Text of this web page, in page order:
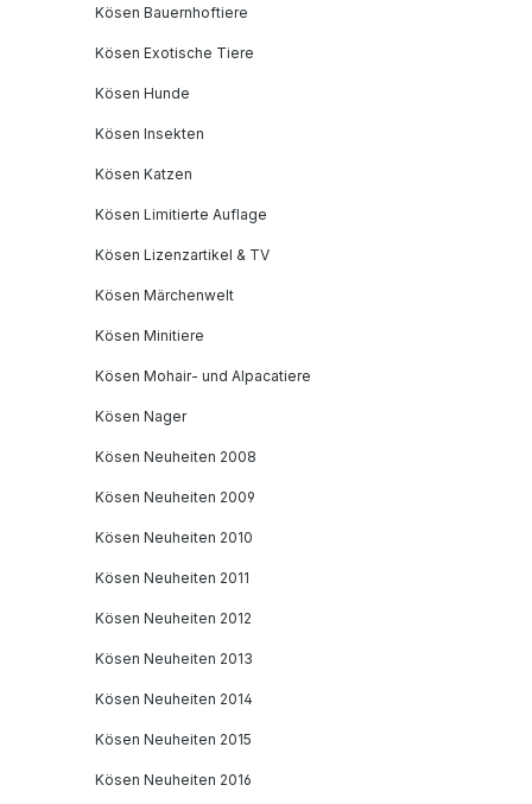
Kösen Bauernhoftiere
Kösen Exotische Tiere
Kösen Hunde
Kösen Insekten
Kösen Katzen
Kösen Limitierte Auflage
Kösen Lizenzartikel & TV
Kösen Märchenwelt
Kösen Minitiere
Kösen Mohair- und Alpacatiere
Kösen Nager
Kösen Neuheiten 2008
Kösen Neuheiten 2009
Kösen Neuheiten 2010
Kösen Neuheiten 2011
Kösen Neuheiten 2012
Kösen Neuheiten 2013
Kösen Neuheiten 2014
Kösen Neuheiten 2015
Kösen Neuheiten 2016